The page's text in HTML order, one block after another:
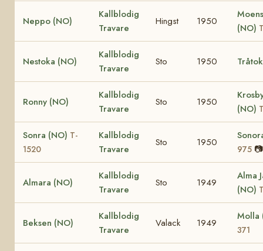
Neppo (NO)
Kallblodig
Travare
Hingst 1950
(NO)
Nestoka (NO)
Kallblodig
Travare
Sto 1950
Ronny (NO)
Kallblodig
Travare
Sto 1950
(NO)
Sonra (NO) T-
1520
Kallblodig
Travare
Sto 1950
975 📷
Almara (NO)
Kallblodig
Travare
Sto 1949
Alma
(NO)
Beksen (NO)
Kallblodig
Travare
Valack 1949
Molla
371